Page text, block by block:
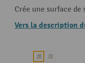
Crée une surface
Vers la description